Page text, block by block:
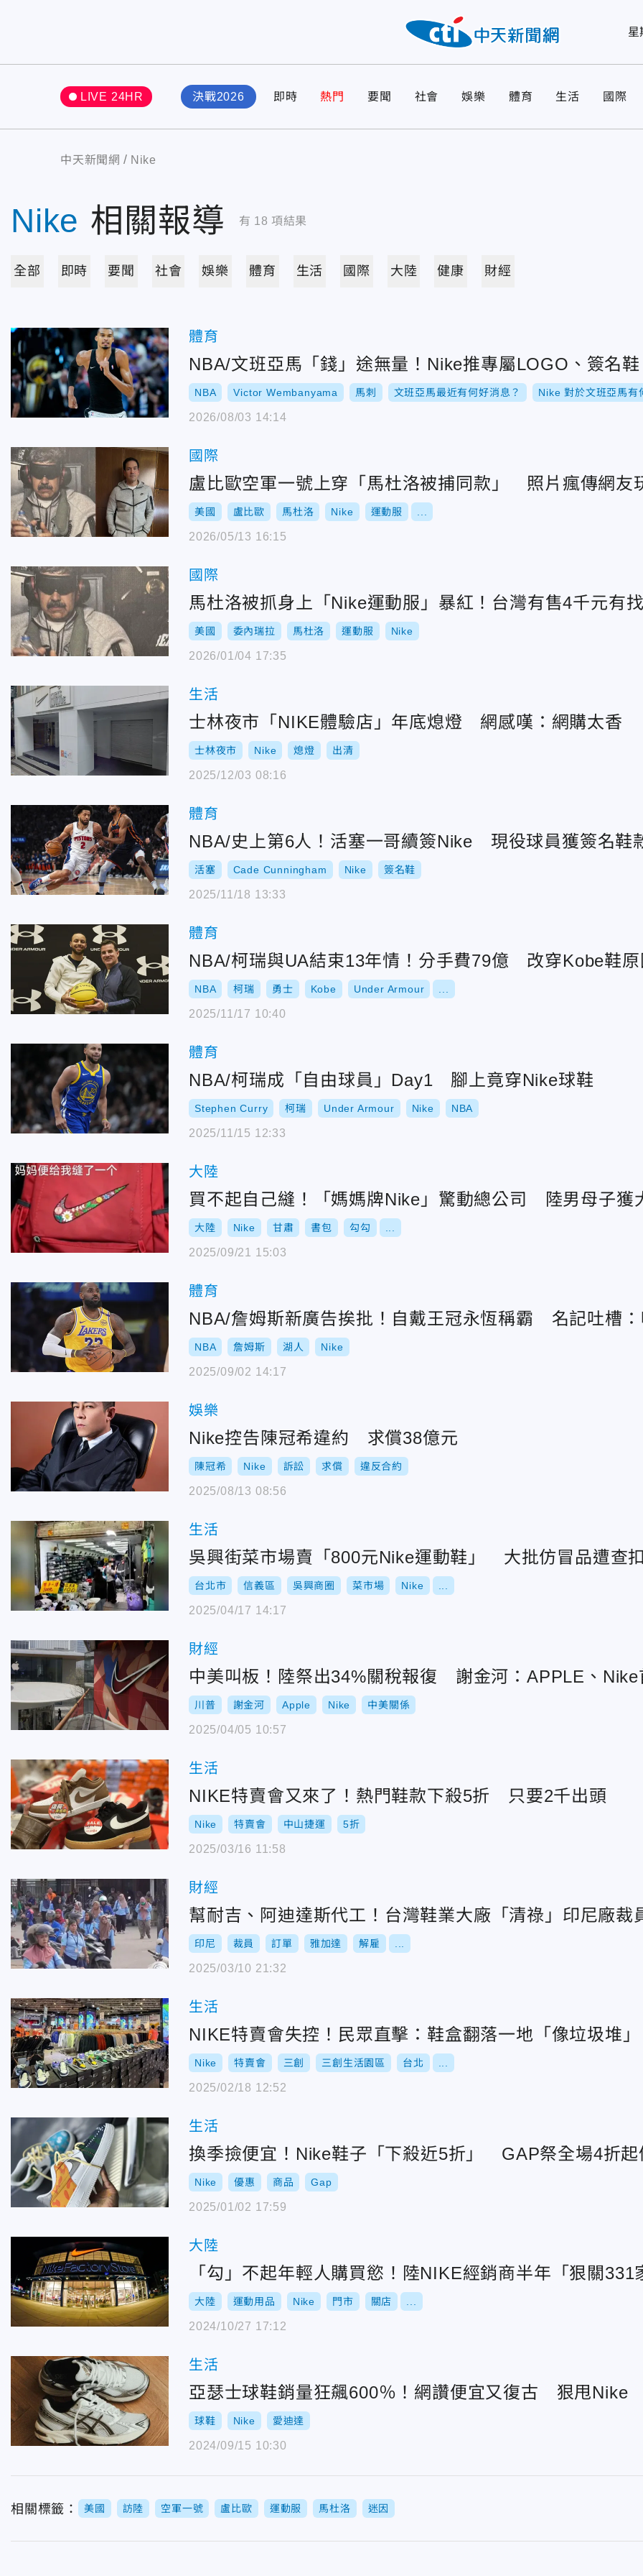
星
LIVE 24HR 決戰2026 即時 熱門 要聞 社會 娛樂 體育 生活 國際
中天新聞網 Nike
Nike 相關報導 有 18 項結果
全部 即時 要聞 社會 娛樂 體育 生活 國際 大陸 健康 財經
體育
NBA/文班亞馬「錢」途無量！Nike推專屬LOGO、簽名鞋
NBA Victor Wembanyama 馬刺 文班亞馬最近有何好消息？ Nike 對於文班亞馬有
2026/08/03 14:14
國際
盧比歐空軍一號上穿「馬杜洛被捕同款」 照片瘋傳網友
美國 盧比歐 馬杜洛 Nike 運動服
2026/05/13 16:15
國際
馬杜洛被抓身上「Nike運動服」暴紅！台灣有售4千元有
美國 委內瑞拉 馬杜洛 運動服 Nike
2026/01/04 17:35
生活
士林夜市「NIKE體驗店」年底熄燈 網感嘆：網購太香
士林夜市 Nike 熄燈 出清
2025/12/03 08:16
體育
NBA/史上第6人！活塞一哥續簽Nike 現役球員獲簽名鞋
活塞 Cade Cunningham Nike 簽名鞋
2025/11/18 13:33
體育
NBA/柯瑞與UA結束13年情！分手費79億 改穿Kobe鞋
NBA 柯瑞 勇士 Kobe Under Armour
2025/11/17 10:40
體育
NBA/柯瑞成「自由球員」Day1 腳上竟穿Nike球鞋
Stephen Curry 柯瑞 Under Armour Nike NBA
2025/11/15 12:33
大陸
買不起自己縫！「媽媽牌Nike」驚動總公司 陸男母子獲
大陸 Nike 甘肅 書包 勾勾
2025/09/21 15:03
體育
NBA/詹姆斯新廣告挨批！自戴王冠永恆稱霸 名記吐槽
NBA 詹姆斯 湖人 Nike
2025/09/02 14:17
娛樂
Nike控告陳冠希違約 求償38億元
陳冠希 Nike 訴訟 求償 違反合約
2025/08/13 08:56
生活
吳興街菜市場賣「800元Nike運動鞋」 大批仿冒品遭查
台北市 信義區 吳興商圈 菜市場 Nike
2025/04/17 14:17
財經
中美叫板！陸祭出34%關稅報復 謝金河：APPLE、Nike
川普 謝金河 Apple Nike 中美關係
2025/04/05 10:57
生活
NIKE特賣會又來了！熱門鞋款下殺5折 只要2千出頭
Nike 特賣會 中山捷運 5折
2025/03/16 11:58
財經
幫耐吉、阿迪達斯代工！台灣鞋業大廠「清祿」印尼廠裁
印尼 裁員 訂單 雅加達 解雇
2025/03/10 21:32
生活
NIKE特賣會失控！民眾直擊：鞋盒翻落一地「像垃圾堆」
Nike 特賣會 三創 三創生活園區 台北
2025/02/18 12:52
生活
換季撿便宜！Nike鞋子「下殺近5折」 GAP祭全場4折起
Nike 優惠 商品 Gap
2025/01/02 17:59
大陸
「勾」不起年輕人購買慾！陸NIKE經銷商半年「狠關331
大陸 運動用品 Nike 門市 關店
2024/10/27 17:12
生活
亞瑟士球鞋銷量狂飆600％！網讚便宜又復古 狠甩Nike
球鞋 Nike 愛迪達
2024/09/15 10:30
相關標籤： 美國 訪陸 空軍一號 盧比歐 運動服 馬杜洛 迷因